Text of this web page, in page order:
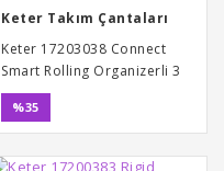
Keter Takım Çantaları
Keter 17203038 Connect
Smart Rolling Organizerli 3
Katlı Tekerlekli Takım
Çantası
%35